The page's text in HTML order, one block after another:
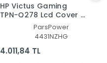
HP Victus Gaming
TPN-Q278 Lcd Cover -
Bezel Ekran Kasası-
Çerçeve Set
ParsPower
4431NZHG
4.011,84 TL